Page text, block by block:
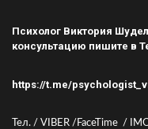
Психолог Виктория
консультацию пишите в
https://t.me/
Тел. / VIBER /FaceTime /